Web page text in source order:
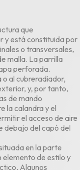
que
y está constituida por
o transversales,
malla. La parrilla
perforada.
o al cubreradiador,
y, por tanto,
de mando
la calandra y el
el acceso de aire
debajo del capó del
en la parte
elemento de estilo y
Algunos